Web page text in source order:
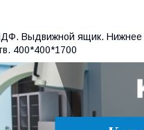
Выдвижной ящик.
400*400*1700